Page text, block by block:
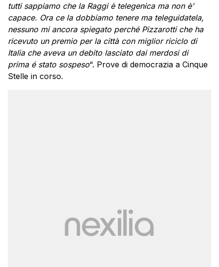
tutti sappiamo che la Raggi è telegenica ma non è’
capace. Ora ce la dobbiamo tenere ma teleguidatela,
nessuno mi ancora spiegato perché Pizzarotti che ha
ricevuto un premio per la città con miglior riciclo di
Italia che aveva un debito lasciato dai merdosi di
prima é stato sospeso“. Prove di democrazia a Cinque
Stelle in corso.